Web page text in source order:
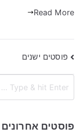
Read More
ניווט
פוסטים ישנים
פוסטים אחרונים